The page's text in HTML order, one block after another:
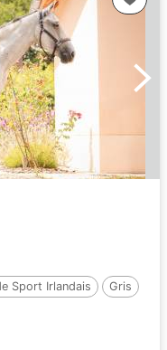
Sport Irlandais
Gris